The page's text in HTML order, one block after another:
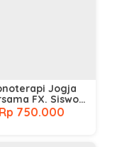
Jogja
FX. Siswo
Murdwiyono
Rp 750.000